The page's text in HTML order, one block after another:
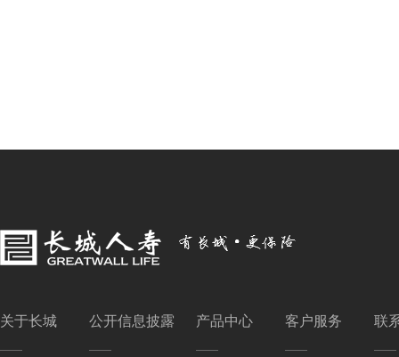
关于长城 公开信息披露 产品中心 客户服务 联